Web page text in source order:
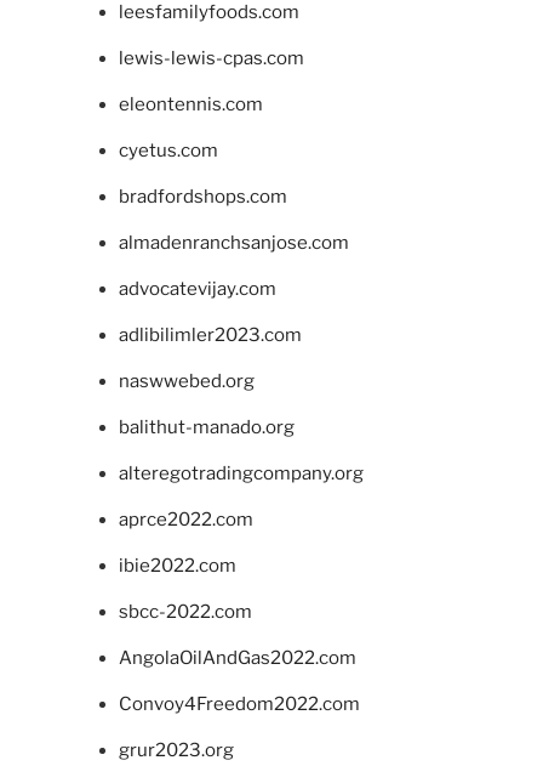
leesfamilyfoods.com
lewis-lewis-cpas.com
eleontennis.com
cyetus.com
bradfordshops.com
almadenranchsanjose.com
advocatevijay.com
adlibilimler2023.com
naswwebed.org
balithut-manado.org
alteregotradingcompany.org
aprce2022.com
ibie2022.com
sbcc-2022.com
AngolaOilAndGas2022.com
Convoy4Freedom2022.com
grur2023.org